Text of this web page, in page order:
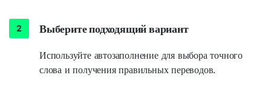
Выберите подходящий вариант
Используйте автозаполнение для выбора точного
слова и получения правильных переводов.